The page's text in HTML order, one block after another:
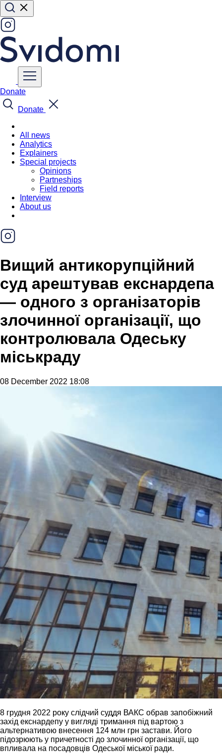
Donate
Donate
All news
Analytics
Explainers
Special projects
Opinions
Partneships
Field reports
Interview
About us
Вищий антикорупційний
суд арештував екснардепа
— одного з організаторів
злочинної організації, що
контролювала Одеську
міськраду
08 December 2022 18:08
8 грудня 2022 року слідчий суддя ВАКС обрав запобіжний
захід екснардепу у вигляді тримання під вартою з
альтернативою внесення 124 млн грн застави. Його
підозрюють у причетності до злочинної організації, що
впливала на посадовців Одеської міської ради.